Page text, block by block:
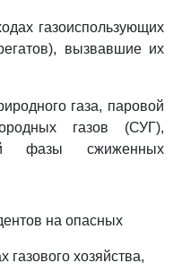
газоиспользующих
вызвавшие их
газа, паровой
газов (СУГ),
фазы сжиженных
на опасных
газового хозяйства,